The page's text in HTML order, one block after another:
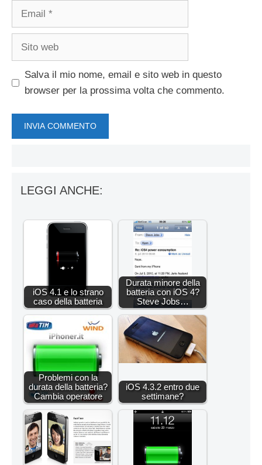
Email
Sito
Salva il mio nome, email e sito web in questo
browser per la prossima volta che commento.
LEGGI ANCHE:
iOS 4.1 e lo strano
caso della batteria
Durata minore della
batteria con iOS 4?
Steve Jobs…
Problemi con la
durata della batteria?
Cambia operatore
iOS 4.3.2 entro due
settimane?